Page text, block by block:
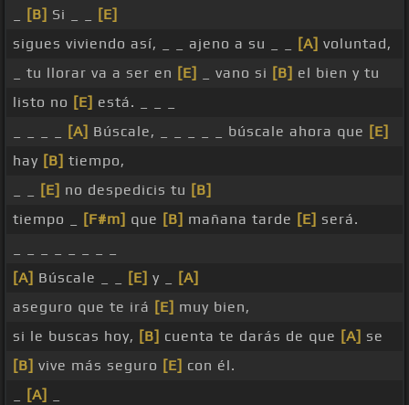
[B] Si _ _
[E]
sigues viviendo así, _ _ ajeno a su _ _
[A] voluntad,
_ tu llorar va a ser en [E] _ vano si [B] el bien y tu
listo no [E] está. _ _ _
[A] Búscale, _ _ _ _ _ búscale ahora que [E]
hay [B] tiempo,
[E] no despedicis tu [B]
tiempo _
[F#m] que [B] mañana tarde [E] será.
[A] Búscale _ _ [E] y _
[A]
aseguro que te irá [E] muy bien,
si le buscas hoy, [B] cuenta te darás de que [A] se
[B] vive más seguro [E] con él.
[A]